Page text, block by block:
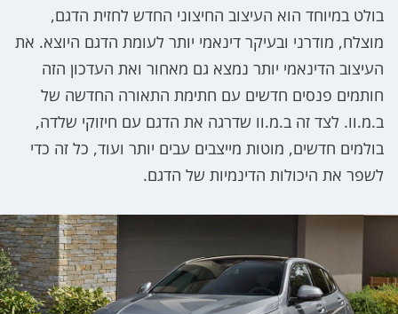
בולט במיוחד הוא העיצוב החיצוני החדש לחזית הדגם,
מוצלח, מודרני ובעיקר דינאמי יותר לעומת הדגם היוצא. את
העיצוב הדינאמי יותר נמצא גם מאחור ואת העדכון הזה
חותמים פנסים חדשים עם חתימת התאורה החדשה של
ב.מ.וו. לצד זה ב.מ.וו שדרגה את הדגם עם חיזוקי שלדה,
בולמים חדשים, מוטות מייצבים עבים יותר ועוד, כל זה כדי
לשפר את היכולות הדינמיות של הדגם.